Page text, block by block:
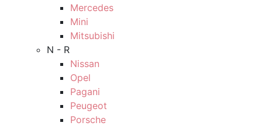
Mercedes
Mini
Mitsubishi
N - R
Nissan
Opel
Pagani
Peugeot
Porsche